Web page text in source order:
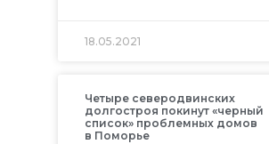
18.05.2021
Четыре северодвинских
долгостроя покинут «черный
список» проблемных домов
в Поморье